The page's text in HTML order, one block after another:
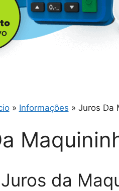
» Informações » Juros Da
da